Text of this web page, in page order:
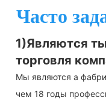
Часто
1)Являются
торговля
Мы являются a
чем 18 годы